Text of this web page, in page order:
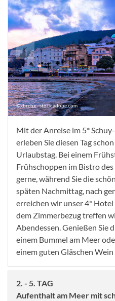
©xbrchx - stock.adobe.com
Mit der Anreise im 5*
erleben Sie diesen Tag
Urlaubstag. Bei einem
Frühschoppen im Bistro
gerne, während Sie die
späten Nachmittag, nach
erreichen wir unser 4*
dem Zimmerbezug treffen
Abendessen. Genießen Sie
einem Bummel am Meer
einem guten Gläschen
2. - 5. TAG
Aufenthalt am Meer mit